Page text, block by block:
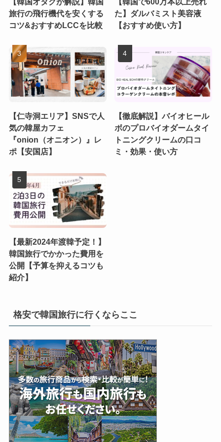
旅行の飛行機代を安くする
コツ&おすすめLCCを比較
た】ダルバミスト美容液
【おすすめ使い方】
【仁寺洞エリア】SNSで人
気の韓屋カフェ
『onion（オニオン）』レ
ポ【安国店】
【徹底解説】バイオヒール
ボのプロバイオダームタイ
トニングクリームの口コ
ミ・効果・使い方
【最新2024年渡韓予定！】
韓国旅行でかかった費用を
公開【予算を抑えるコツも
紹介】
格安で韓国旅行に行くならここ